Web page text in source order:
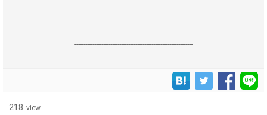
------------------------------------------------------------------
218 view